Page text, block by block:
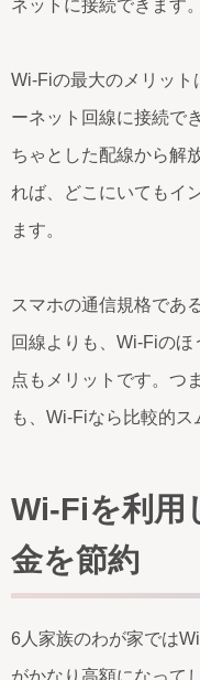
ネットに接続できます。
Wi-Fiの最大のメリット
ーネット回線に接続で
ちゃとした配線から解
れば、どこにいてもイ
ます。
スマホの通信規格であ
回線よりも、Wi-Fiのほ
点もメリットです。つ
も、Wi-Fiなら比較的ス
Wi-Fiを利用
金を節約
6人家族のわが家では
がかなり高額になって